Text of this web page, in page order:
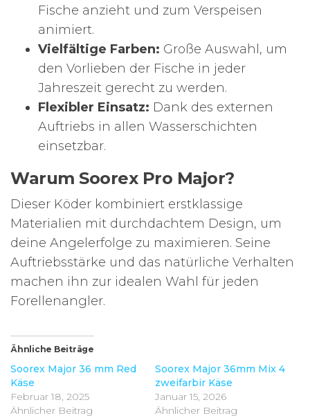
Fische anzieht und zum Verspeisen
animiert.
Vielfältige Farben: Große Auswahl, um
den Vorlieben der Fische in jeder
Jahreszeit gerecht zu werden.
Flexibler Einsatz: Dank des externen
Auftriebs in allen Wasserschichten
einsetzbar.
Warum Soorex Pro Major?
Dieser Köder kombiniert erstklassige
Materialien mit durchdachtem Design, um
deine Angelerfolge zu maximieren. Seine
Auftriebsstärke und das natürliche Verhalten
machen ihn zur idealen Wahl für jeden
Forellenangler.
Ähnliche Beiträge
Soorex Major 36 mm Red
Käse
Februar 18, 2025
Ähnlicher Beitrag
Soorex Major 36mm Mix 4
zweifarbir Käse
Januar 15, 2026
Ähnlicher Beitrag